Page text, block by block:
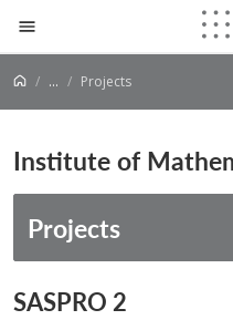
Jump to content
... Projects
Institute of
Projects
SASPRO 2